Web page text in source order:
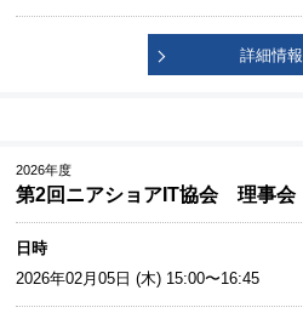
詳細情報
2026年度
第2回ニアショアIT協会 理事会
日時
2026年02月05日 (木) 15:00〜16:45